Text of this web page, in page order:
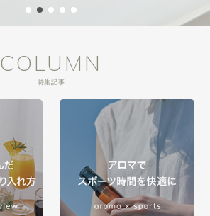
COLUMN
特集記事